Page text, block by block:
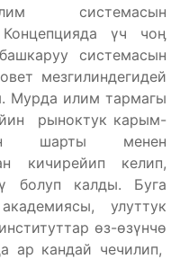
системасын
үч чоӊ
системасын
мезгилиндегидей
Мурда илим тармагы
рыноктук карым-
шарты менен
кичирейип келип,
болуп калды. Буга
улуттук
өз-өзүнчө
ар кандай чечилип,